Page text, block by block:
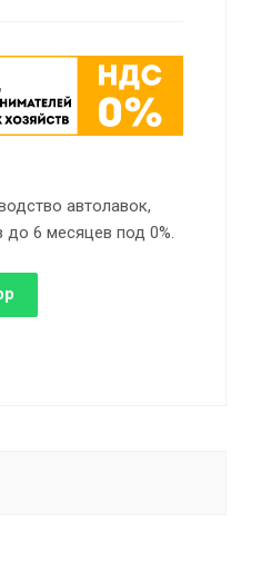
автолавок,
6 месяцев под 0%.